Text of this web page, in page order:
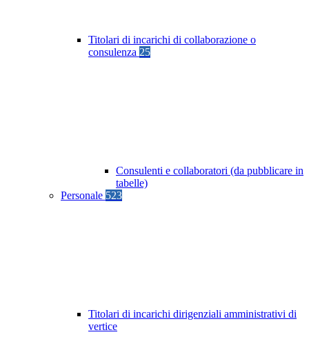
Titolari di incarichi di collaborazione o
consulenza 25
Consulenti e collaboratori (da pubblicare in
tabelle)
Personale 523
Titolari di incarichi dirigenziali amministrativi di
vertice